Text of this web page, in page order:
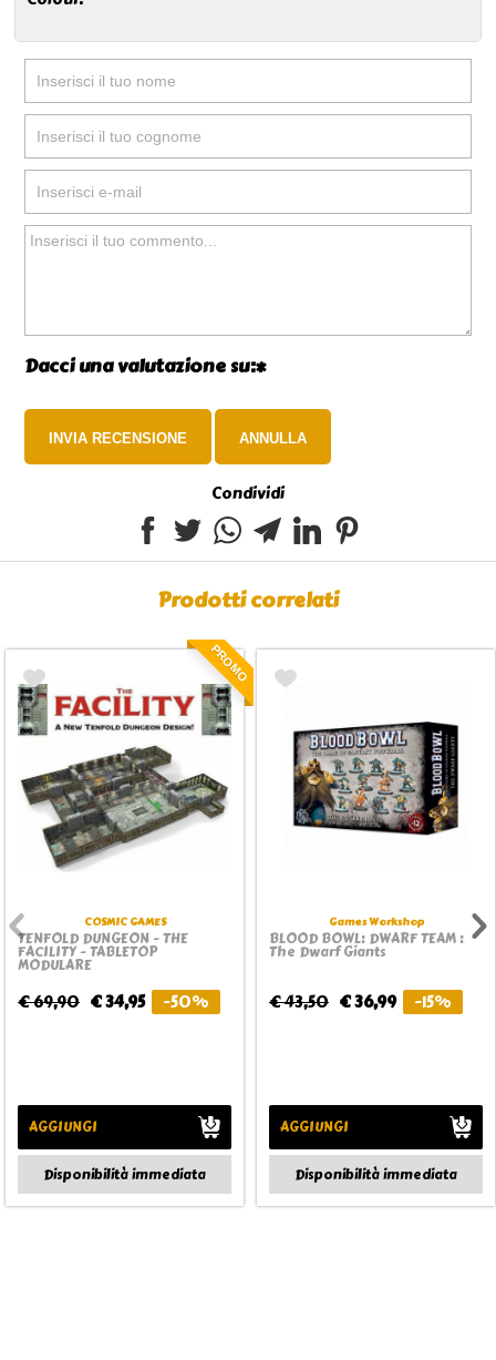
Dacci una valutazione su:*
Condividi
Prodotti correlati
PROMO
COSMIC GAMES
TENFOLD DUNGEON - THE
FACILITY - TABLETOP
MODULARE
€ 69,90 € 34,95 -50%
AGGIUNGI
Disponibilità immediata
Games Workshop
BLOOD BOWL: DWARF TEAM :
The Dwarf Giants
€ 43,50 € 36,99 -15%
AGGIUNGI
Disponibilità immediata